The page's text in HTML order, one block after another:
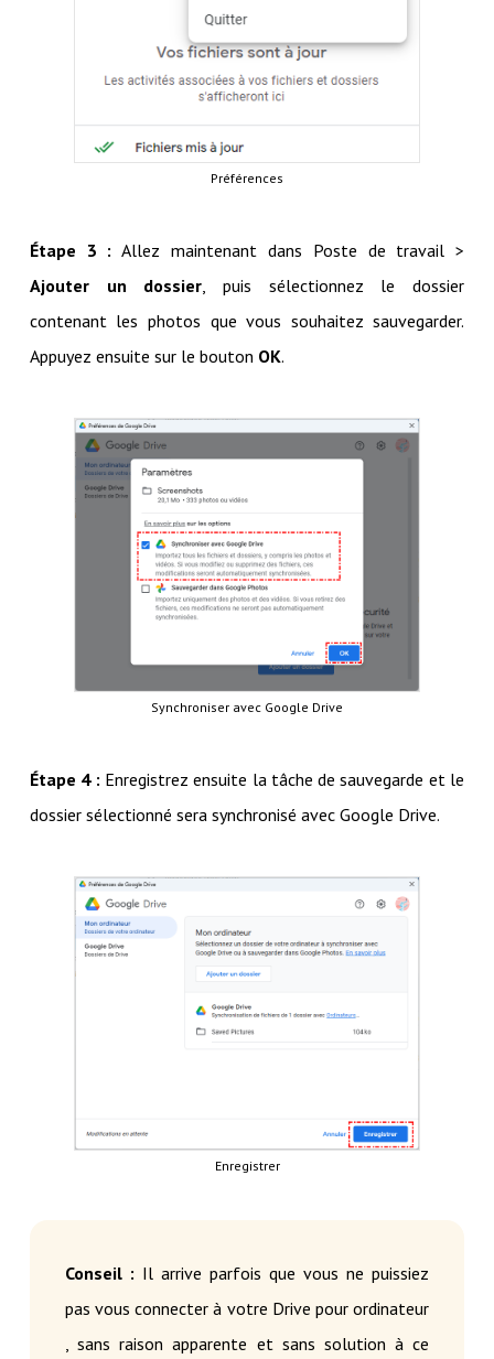
Préférences
Étape 3 : Allez maintenant dans Poste de travail >
Ajouter un dossier , puis sélectionnez le dossier
contenant les photos que vous souhaitez sauvegarder.
Appuyez ensuite sur le bouton OK.
Synchroniser avec Google Drive
Étape 4 : Enregistrez ensuite la tâche de sauvegarde et le
dossier sélectionné sera synchronisé avec Google Drive.
Enregistrer
Conseil : Il arrive parfois que vous ne puissiez
pas vous connecter à votre Drive pour ordinateur
, sans raison apparente et sans solution à ce